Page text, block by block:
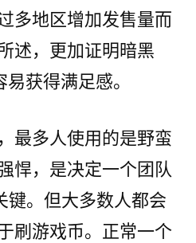
多地区增加发售量而
述，更加证明暗黑
获得满足感。
最多人使用的是野蛮
，是决定一个团队
键。但大多数人都会
刷游戏币。正常一个